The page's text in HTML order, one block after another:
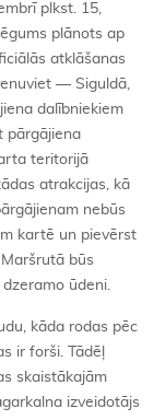
plkst. 15,
plānots ap
atklāšanas
— Siguldā,
dalībniekiem
pārgājiena
teritorijā
atrakcijas, kā
nebūs
kartē un pievērst
būs
ūdeni.
kāda rodas pēc
ir forši. Tādēļ
skaistākajām
izveidotājs